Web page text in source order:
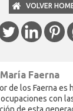
VOLVER
Faerna
de los Faerna es
con